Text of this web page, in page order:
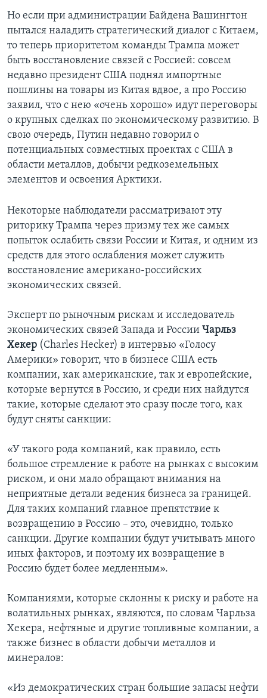
Но если при администрации Байдена Вашингтон
пытался наладить стратегический диалог с Китаем,
то теперь приоритетом команды Трампа может
быть восстановление связей с Россией: совсем
недавно президент США поднял импортные
пошлины на товары из Китая вдвое, а про Россию
заявил, что с нею «очень хорошо» идут переговоры
о крупных сделках по экономическому развитию. В
свою очередь, Путин недавно говорил о
потенциальных совместных проектах с США в
области металлов, добычи редкоземельных
элементов и освоения Арктики.
Некоторые наблюдатели рассматривают эту
риторику Трампа через призму тех же самых
попыток ослабить связи России и Китая, и одним из
средств для этого ослабления может служить
восстановление американо-российских
экономических связей.
Эксперт по рыночным рискам и исследователь
экономических связей Запада и России Чарльз
Хекер (Charles Hecker) в интервью «Голосу
Америки» говорит, что в бизнесе США есть
компании, как американские, так и европейские,
которые вернутся в Россию, и среди них найдутся
такие, которые сделают это сразу после того, как
будут сняты санкции:
«У такого рода компаний, как правило, есть
большое стремление к работе на рынках с высоким
риском, и они мало обращают внимания на
неприятные детали ведения бизнеса за границей.
Для таких компаний главное препятствие к
возвращению в Россию – это, очевидно, только
санкции. Другие компании будут учитывать много
иных факторов, и поэтому их возвращение в
Россию будет более медленным».
Компаниями, которые склонны к риску и работе на
волатильных рынках, являются, по словам Чарльза
Хекера, нефтяные и другие топливные компании, а
также бизнес в области добычи металлов и
минералов:
«Из демократических стран большие запасы нефти